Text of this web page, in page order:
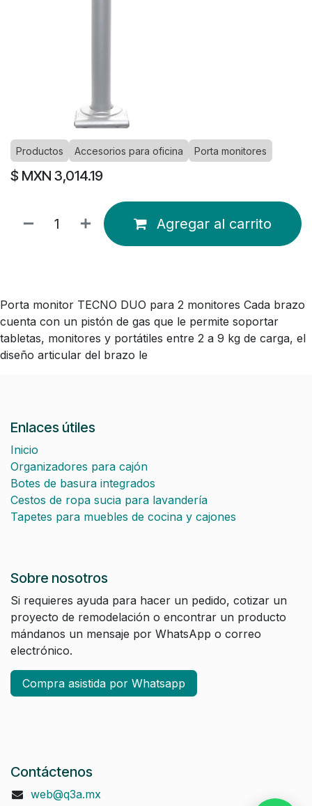
Productos Accesorios para oficina Porta monitores
$ MXN 3,014.19
Agregar al carrito
Porta monitor TECNO DUO para 2 monitores Cada brazo
cuenta con un pistón de gas que le permite soportar
tabletas, monitores y portátiles entre 2 a 9 kg de carga, el
diseño articular del brazo le
Enlaces útiles
Inicio
Organizadores para cajón
Botes de basura integrados
Cestos de ropa sucia para lavandería
Tapetes para muebles de cocina y cajones
Sobre nosotros
Si requieres ayuda para hacer un pedido, cotizar un
proyecto de remodelación o encontrar un producto
mándanos un mensaje por WhatsApp o correo
electrónico.
Compra asistida por Whatsapp
Contáctenos
web@q3a.mx